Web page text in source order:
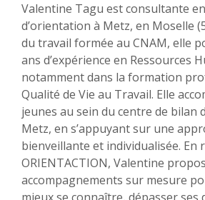
Valentine Tagu est consultante
d’orientation à Metz, en Moselle
du travail formée au CNAM, elle
ans d’expérience en Ressources
notamment dans la formation
Qualité de Vie au Travail. Elle
jeunes au sein du centre de bilan
Metz, en s’appuyant sur une
bienveillante et individualisée. En
ORIENTACTION, Valentine
accompagnements sur mesure